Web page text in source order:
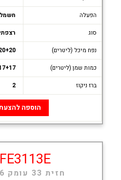
הפעלה
סוג
נפח מיכל (ליטרים)
כמות שמן (ליטרים)
ברז ניקוז
2
הוספה
חזית 33 עומק 66 גובה 90